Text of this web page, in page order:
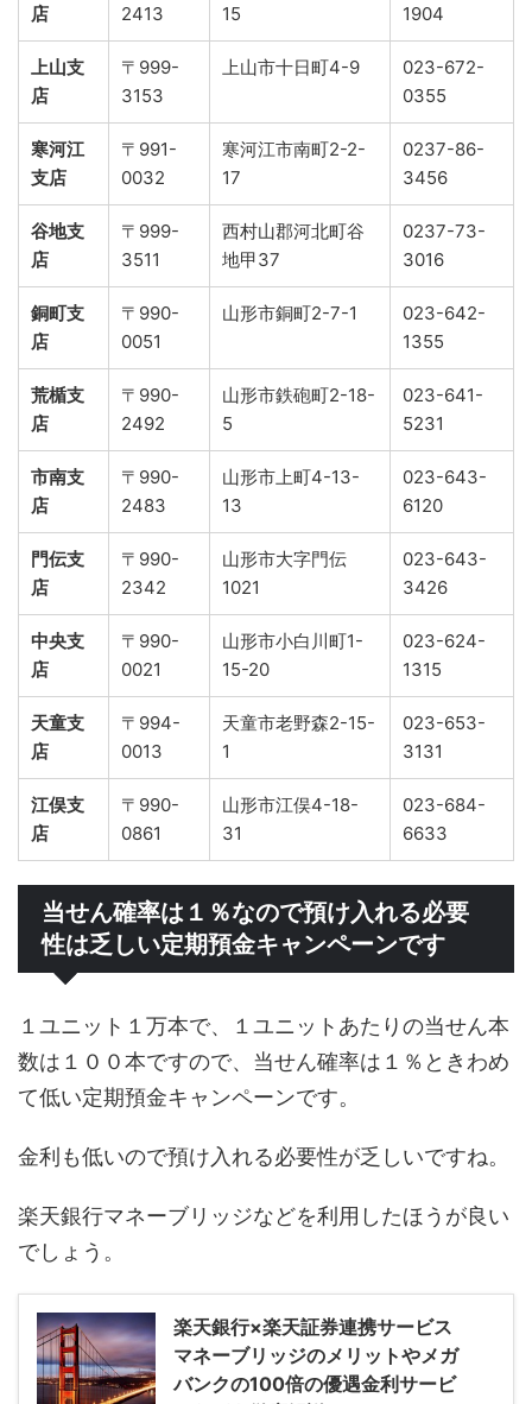
店
2413
15
1904
上山支
店
〒999-
3153
上山市十日町4-9
023-672-
0355
寒河江
支店
〒991-
0032
寒河江市南町2-2-
17
0237-86-
3456
谷地支
店
〒999-
3511
西村山郡河北町谷
地甲37
0237-73-
3016
銅町支
店
〒990-
0051
山形市銅町2-7-1
023-642-
1355
荒楯支
店
〒990-
2492
山形市鉄砲町2-18-
5
023-641-
5231
市南支
店
〒990-
2483
山形市上町4-13-
13
023-643-
6120
門伝支
店
〒990-
2342
山形市大字門伝
1021
023-643-
3426
中央支
店
〒990-
0021
山形市小白川町1-
15-20
023-624-
1315
天童支
店
〒994-
0013
天童市老野森2-15-
1
023-653-
3131
江俣支
店
〒990-
0861
山形市江俣4-18-
31
023-684-
6633
当せん確率は１％なので預け入れる必要
性は乏しい定期預金キャンペーンです
１ユニット１万本で、１ユニットあたりの当せん本
数は１００本ですので、当せん確率は１％ときわめ
て低い定期預金キャンペーンです。
金利も低いので預け入れる必要性が乏しいですね。
楽天銀行マネーブリッジなどを利用したほうが良い
でしょう。
楽天銀行×楽天証券連携サービス
マネーブリッジのメリットやメガ
バンクの100倍の優遇金利サービ